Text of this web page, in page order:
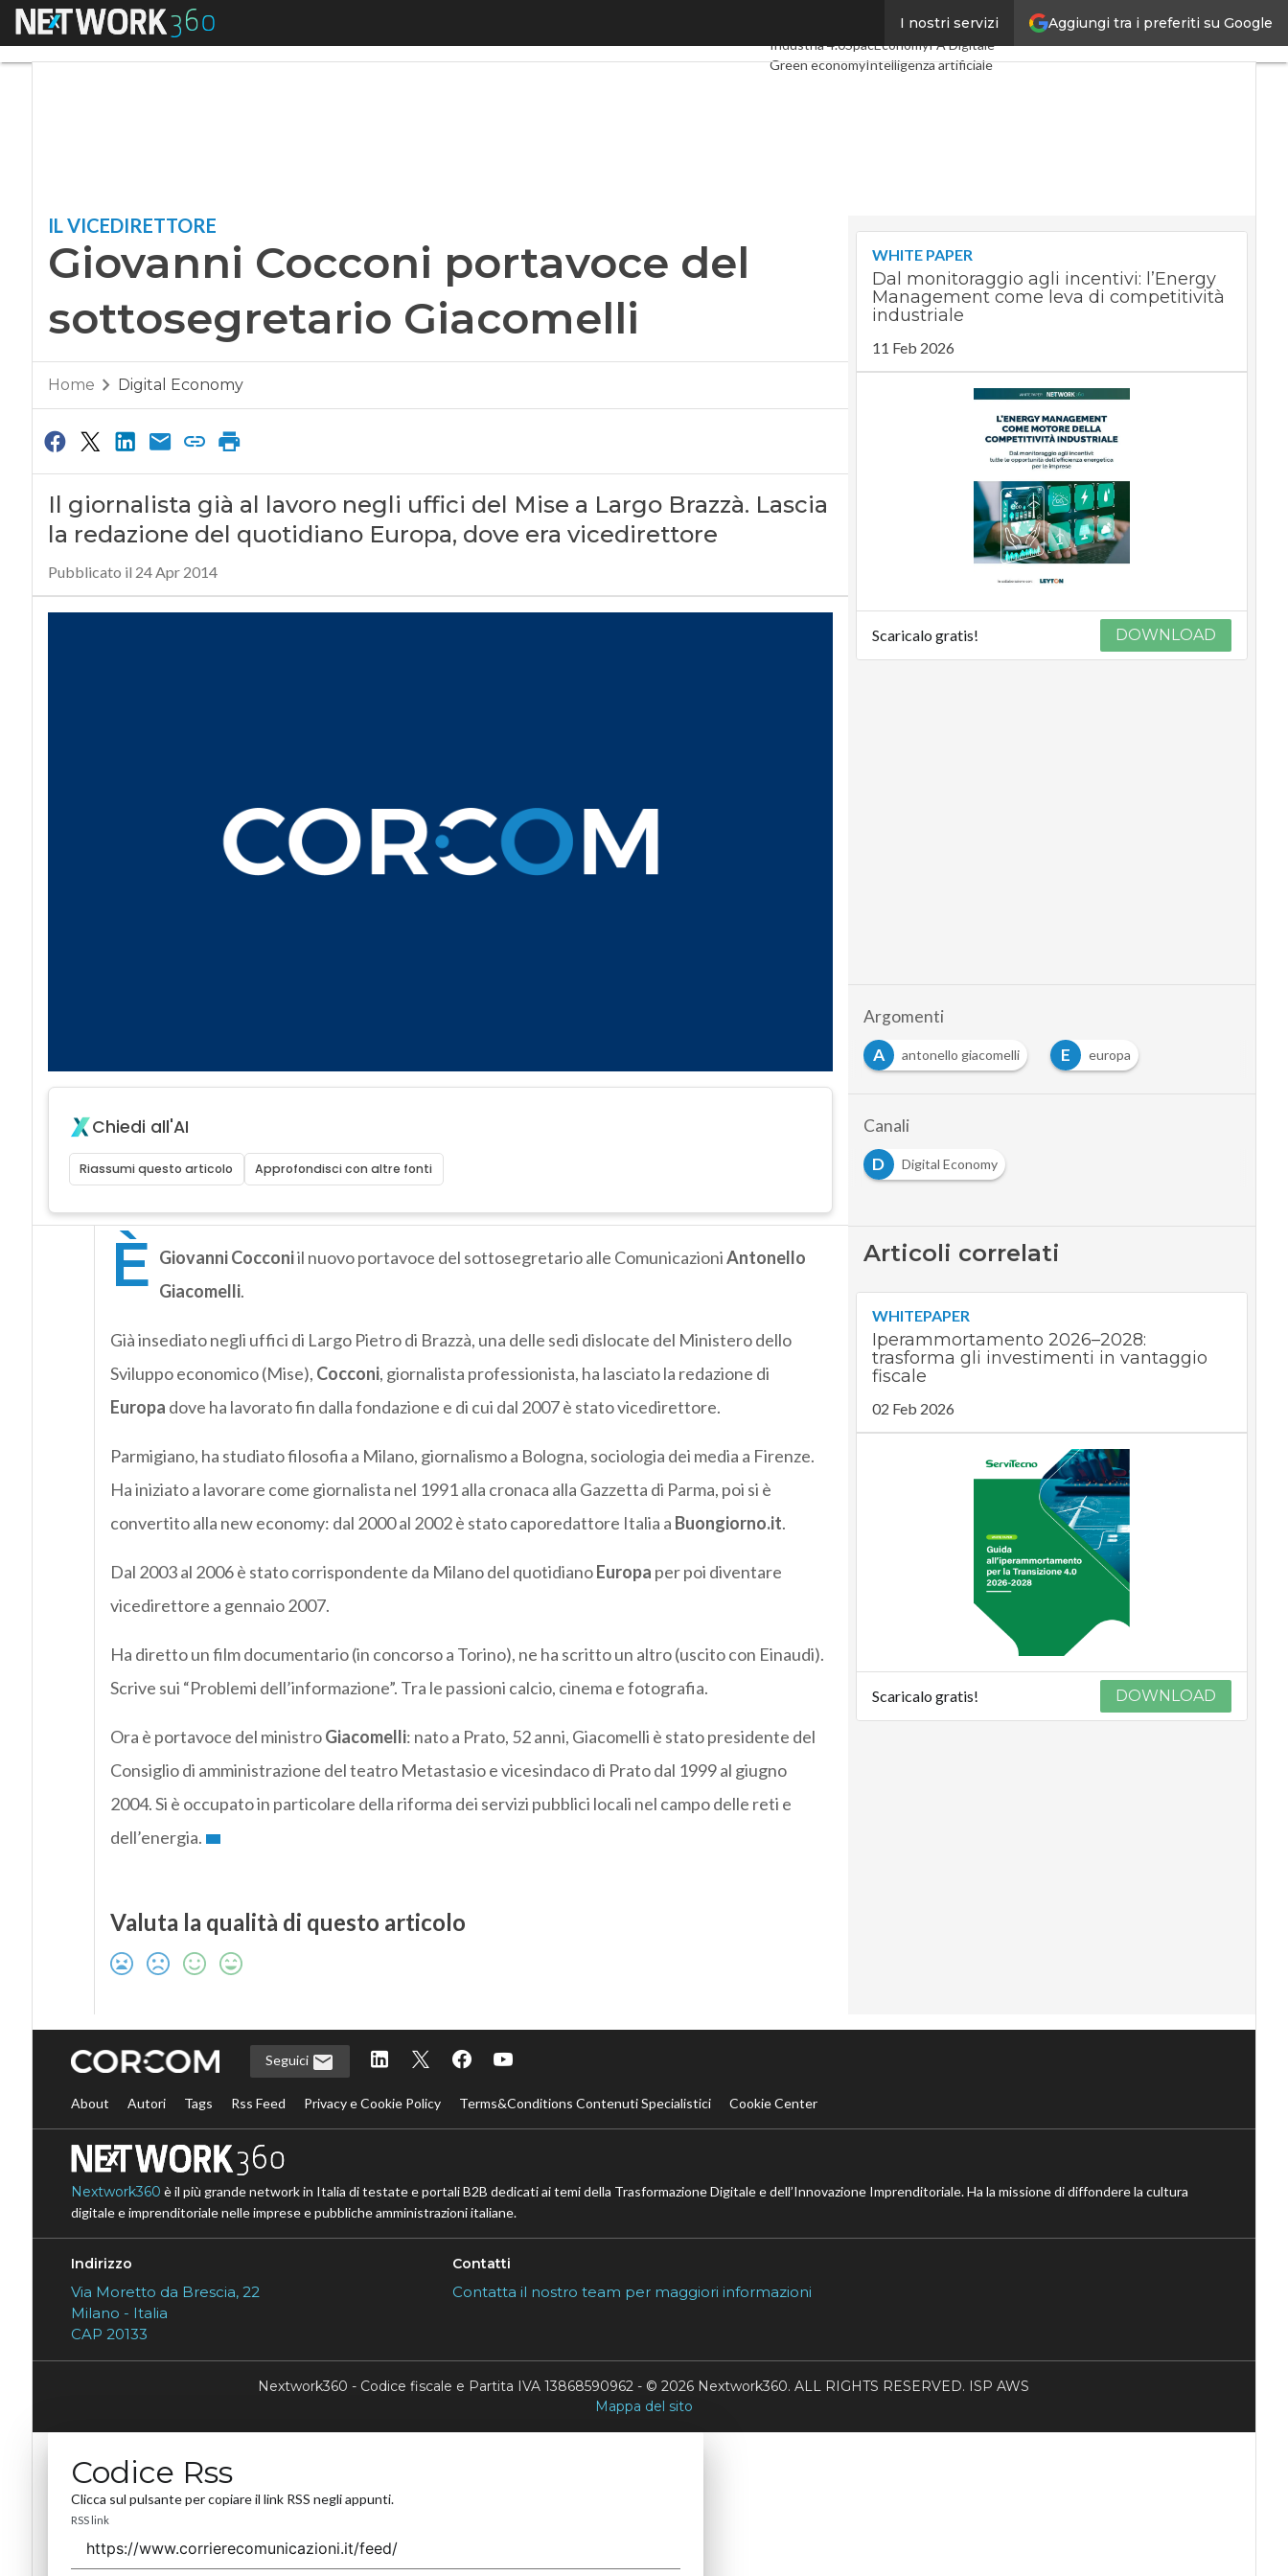
Aggiungi tra i preferiti su Google
I nostri servizi
Menu Digital EconomyTelco
Industria 4.0SpacEconomyPA Digitale
Green economyIntelligenza artificiale
IL VICEDIRETTORE
Giovanni Cocconi portavoce del
sottosegretario Giacomelli
Home Digital Economy
Il giornalista già al lavoro negli uffici del Mise a Largo Brazzà. Lascia
la redazione del quotidiano Europa, dove era vicedirettore
Pubblicato il 24 Apr 2014
Chiedi all'AI
Riassumi questo articolo Approfondisci con altre fonti
È Giovanni Cocconiil nuovo portavoce del sottosegretario alle ComunicazioniAntonello
Giacomelli.
Già insediato negli uffici di Largo Pietro di Brazzà, una delle sedi dislocate del Ministero dello
Sviluppo economico (Mise), Cocconi, giornalista professionista, ha lasciato la redazione di
Europa dove ha lavorato fin dalla fondazione e di cui dal 2007 è stato vicedirettore.
Parmigiano, ha studiato filosofia a Milano, giornalismo a Bologna, sociologia dei media a Firenze.
Ha iniziato a lavorare come giornalista nel 1991 alla cronaca alla Gazzetta di Parma, poi si è
convertito alla new economy: dal 2000 al 2002 è stato caporedattore Italia a Buongiorno.it.
Dal 2003 al 2006 è stato corrispondente da Milano del quotidianoEuropa per poi diventare
vicedirettore a gennaio 2007.
Ha diretto un film documentario (in concorso a Torino), ne ha scritto un altro (uscito con Einaudi).
Scrive sui “Problemi dell’informazione”. Tra le passioni calcio, cinema e fotografia.
Ora è portavoce del ministroGiacomelli: nato a Prato, 52 anni, Giacomelli è stato presidente del
Consiglio di amministrazione del teatro Metastasio e vicesindaco di Prato dal 1999 al giugno
2004. Si è occupato in particolare della riforma dei servizi pubblici locali nel campo delle reti e
dell’energia.
Valuta la qualità di questo articolo
WHITE PAPER
Dal monitoraggio agli incentivi: l’Energy
Management come leva di competitività
industriale
11 Feb 2026
Scaricalo gratis! DOWNLOAD
Argomenti
A
antonello giacomelli E europa
Canali
D
Digital Economy
Articoli correlati
WHITEPAPER
Iperammortamento 2026–2028:
trasforma gli investimenti in vantaggio
fiscale
02 Feb 2026
Scaricalo gratis! DOWNLOAD
Seguici
About Autori Tags Rss Feed Privacy e Cookie Policy Terms&Conditions Contenuti Specialistici Cookie Center
Nextwork360 è il più grande network in Italia di testate e portali B2B dedicati ai temi della Trasformazione Digitale e dell’Innovazione Imprenditoriale. Ha la missione di diffondere la cultura
digitale e imprenditoriale nelle imprese e pubbliche amministrazioni italiane.
Indirizzo
Via Moretto da Brescia, 22
Milano - Italia
CAP 20133
Contatti
Contatta il nostro team per maggiori informazioni
Nextwork360 - Codice fiscale e Partita IVA 13868590962 - © 2026 Nextwork360. ALL RIGHTS RESERVED. ISP AWS
Mappa del sito
Codice Rss
Clicca sul pulsante per copiare il link RSS negli appunti.
RSS link